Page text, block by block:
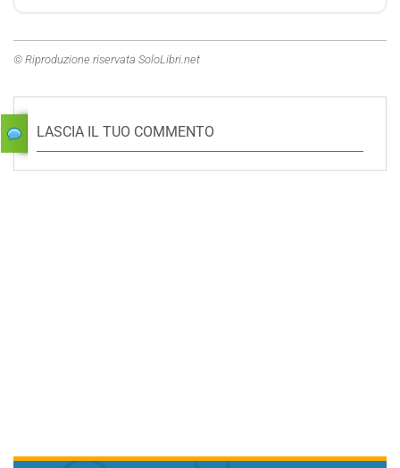
© Riproduzione riservata SoloLibri.net
LASCIA IL TUO COMMENTO